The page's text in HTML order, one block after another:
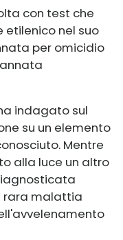
con test che
etilenico nel suo
per omicidio
indagato sul
su un elemento
Mentre
alla luce un altro
rara malattia